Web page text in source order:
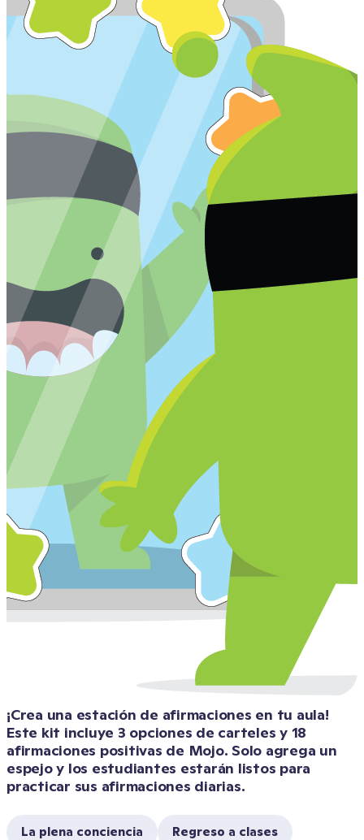
¡Crea una estación de afirmaciones en tu aula!
Este kit incluye 3 opciones de carteles y 18
afirmaciones positivas de Mojo. Solo agrega un
espejo y los estudiantes estarán listos para
practicar sus afirmaciones diarias.
La plena conciencia Regreso a clases